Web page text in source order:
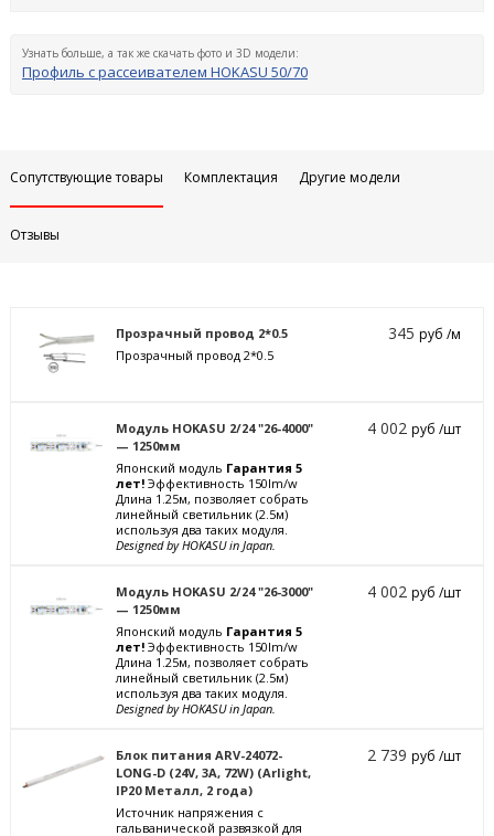
Узнать больше, а так же скачать фото и 3D модели:
Профиль с рассеивателем HOKASU 50/70
Сопутствующие товары Комплектация Другие модели
Отзывы
Прозрачный провод 2*0.5
Прозрачный провод 2*0.5
345руб /м
Модуль HOKASU 2/24 "26-4000"
— 1250мм
Японский модуль Гарантия 5
лет!Эффективность 150lm/w
Длина 1.25м, позволяет собрать
линейный светильник (2.5м)
используя два таких модуля.
Designed by HOKASU in Japan.
4 002руб /шт
Модуль HOKASU 2/24 "26-3000"
— 1250мм
Японский модуль Гарантия 5
лет!Эффективность 150lm/w
Длина 1.25м, позволяет собрать
линейный светильник (2.5м)
используя два таких модуля.
Designed by HOKASU in Japan.
4 002руб /шт
Блок питания ARV-24072-
LONG-D (24V, 3A, 72W) (Arlight,
IP20 Металл, 2 года)
Источник напряжения с
гальванической развязкой для
2 739руб /шт